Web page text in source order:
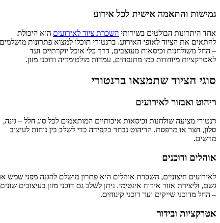
גמישות והתאמה אישית לכל אירוע
אחד היתרונות הבולטים בשירותיהשכרת ציוד לאירועיםהוא היכולת
להתאים את הציוד לאופי האירוע. ברנטורי תוכלו למצוא פתרונות מושלמים
– החל משולחנות וכיסאות מעוצבים, דרך כלי אוכל יוקרתיים ועד
לאטרקציות מיוחדות כמו מתנפחים, עמדות מולטימדיה ודוכני מזון.
סוגי הציוד שתמצאו ברנטורי
ריהוט ואבזור לאירועים
רנטורי מציעה שולחנות וכיסאות איכותיים המותאמים לכל סוג חלל – גינה,
סלון, חצר או מרפסת. הריהוט נבחר בקפידה כדי לשלב בין נוחות לעיצוב
מרשים.
אוהלים ודוכנים
לאירועים חיצוניים, השכרת אוהלים היא פתרון מושלם להגנה מפני שמש או
גשם, וליצירת אזור אירוח אינטימי. ניתן לשלב גם דוכני מזון בעיצובים שונים
– החל מדוכני שייקים ועד דוכני קינוחים.
אטרקציות ובידור